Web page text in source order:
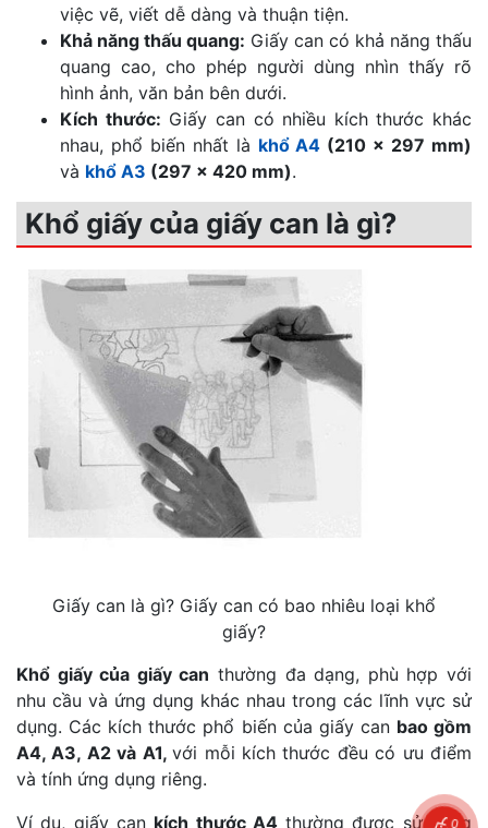
việc vẽ, viết dễ dàng và thuận tiện.
Khả năng thấu quang: Giấy can có khả năng thấu
quang cao, cho phép người dùng nhìn thấy rõ
hình ảnh, văn bản bên dưới.
Kích thước: Giấy can có nhiều kích thước khác
nhau, phổ biến nhất là khổ A4 (210 x 297 mm)
và khổ A3 (297 x 420 mm).
Khổ giấy của giấy can là gì?
Giấy can là gì? Giấy can có bao nhiêu loại khổ
giấy?
Khổ giấy của giấy can thường đa dạng, phù hợp với
nhu cầu và ứng dụng khác nhau trong các lĩnh vực sử
dụng. Các kích thước phổ biến của giấy can bao gồm
A4, A3, A2 và A1,với mỗi kích thước đều có ưu điểm
và tính ứng dụng riêng.
Ví dụ, giấy can kích thước A4thường được sử dụng
0